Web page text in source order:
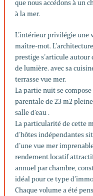
que nous accédons à un
à la mer.
L’intérieur privilégie une
maître-mot.
prestige s’articule autour
de lumière. avec sa
terrasse vue mer.
La partie nuit se compose
parentale de 23 m2
salle d’eau .
La particularité de cette
d’hôtes indépendantes
d’une vue mer
rendement locatif
annuel par chambre,
idéal pour ce type
Chaque volume a été